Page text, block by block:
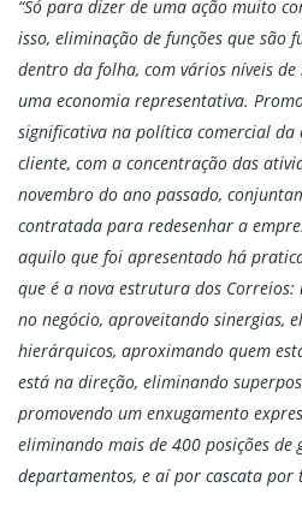
“Só para dizer de uma ação muito
isso, eliminação de funções que são
dentro da folha, com vários níveis de
uma economia representativa.
significativa na política comercial da
cliente, com a concentração das
novembro do ano passado,
contratada para redesenhar a
aquilo que foi apresentado há
que é a nova estrutura dos
no negócio, aproveitando sinergias,
hierárquicos, aproximando quem
está na direção, eliminando
promovendo um enxugamento
eliminando mais de 400 posições de
departamentos, e aí por cascata por